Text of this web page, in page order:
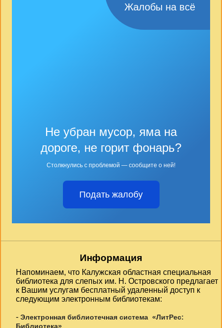
Жалобы на всё
Не убран мусор, яма на
дороге, не горит фонарь?
Столкнулись с проблемой — сообщите о ней!
Подать жалобу
Информация
Напоминаем, что Калужская областная специальная
библиотека для слепых им. Н. Островского предлагает
к Вашим услугам бесплатный удаленный доступ к
следующим электронным библиотекам:
- Электронная библиотечная система «ЛитРес:
Библиотека»